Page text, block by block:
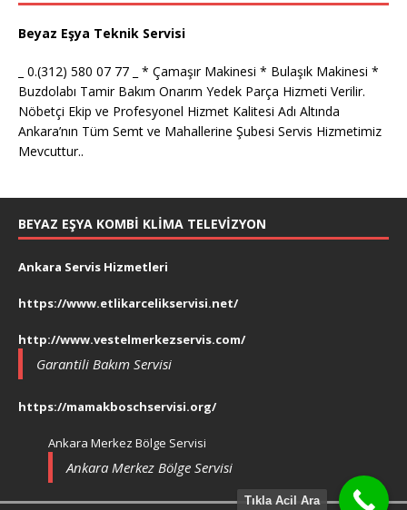
Beyaz Eşya Teknik Servisi
_ 0.(312) 580 07 77 _ * Çamaşır Makinesi * Bulaşık Makinesi *
Buzdolabı Tamir Bakım Onarım Yedek Parça Hizmeti Verilir.
Nöbetçi Ekip ve Profesyonel Hizmet Kalitesi Adı Altında
Ankara’nın Tüm Semt ve Mahallerine Şubesi Servis Hizmetimiz
Mevcuttur..
BEYAZ EŞYA KOMBI KLIMA TELEVIZYON
Ankara Servis Hizmetleri
https://www.etlikarcelikservisi.net/
http://www.vestelmerkezservis.com/
Garantili Bakım Servisi
https://mamakboschservisi.org/
Ankara Merkez Bölge Servisi
Ankara Merkez Bölge Servisi
Tıkla Acil Ara